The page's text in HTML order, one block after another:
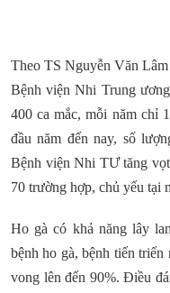
Theo TS Nguyễn Văn
Bệnh viện Nhi Trung
400 ca mắc, mỗi năm chỉ
đầu năm đến nay, số
Bệnh viện Nhi TƯ tăng
70 trường hợp, chủ yếu tại
Ho gà có khả năng lây
bệnh ho gà, bệnh tiến
vong lên đến 90%. Điều